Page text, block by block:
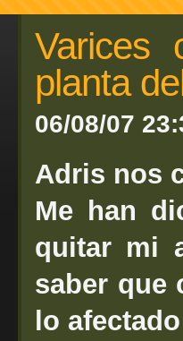
Varices
planta
06/08/07
Adris nos
Me han
quitar mi
saber que
lo